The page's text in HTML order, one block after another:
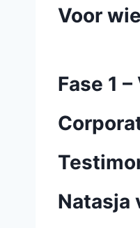
Voor
Fase 1
Natasja